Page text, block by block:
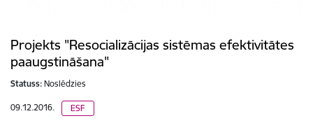
Projekts "Resocializācijas sistēmas efektivitātes
paaugstināšana"
Statuss: Noslēdzies
09.12.2016. ESF